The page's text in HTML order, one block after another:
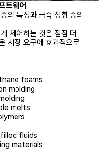
트웨어
의 특성과 금속 성형 중의
제어하는 것은 점점 더
시장 요구에 효과적으로
foams
molding
melts
fluids
materials